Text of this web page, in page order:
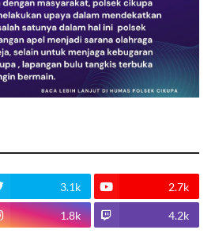
3.1k 2.7k
1.8k 4.2k